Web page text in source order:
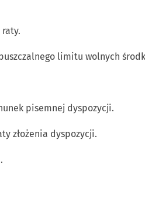
limitu wolnych
pisemnej dyspozycji.
złożenia dyspozycji.